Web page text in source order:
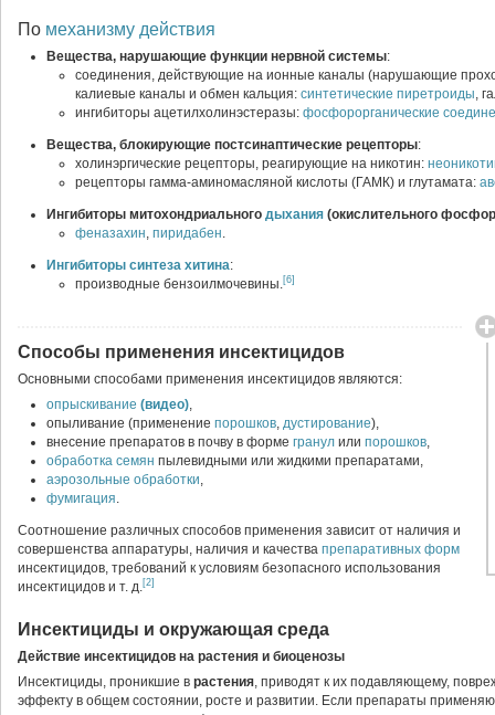
По механизму действия
Вещества, нарушающие функции нервной системы:
соединения, действующие на ионные каналы (нарушающие
калиевые кана­лы и обмен кальция: синтетические пиретроиды,
ингибиторы ацетилхолинэстеразы: фосфорорганические
Вещества, блокирующие постсинаптические рецепторы:
холинэргические рецепторы, реагирующие на никотин:
рецепторы гамма-аминомасляной кислоты (ГАМК) и глутамата:
Ингибиторы митохондриального дыхания (окислительного
феназахин, пиридабен.
Ингибиторы синтеза хитина:
производные бензоилмочевины.[6]
Способы применения инсектицидов
Основными способами применения инсектицидов являются:
опрыскивание (видео),
опыливание (применение порошков, дустирование),
внесение препаратов в почву в форме гранул или порошков,
обработка семян пылевидными или жидкими пре­паратами,
аэрозольные обработки,
фумигация.
Соотношение различных способов применения зависит от наличия и
совершенства аппаратуры, наличия и качества препаративных форм
инсектицидов, требований к условиям безопасного использования
инсектицидов и т. д.[2]
Инсектициды и окружающая среда
Действие инсектицидов на растения и биоценозы
Инсектициды, проникшие в растения, приводят к их подавляющему,
эффекту в общем состоянии, росте и развитии. Если препараты